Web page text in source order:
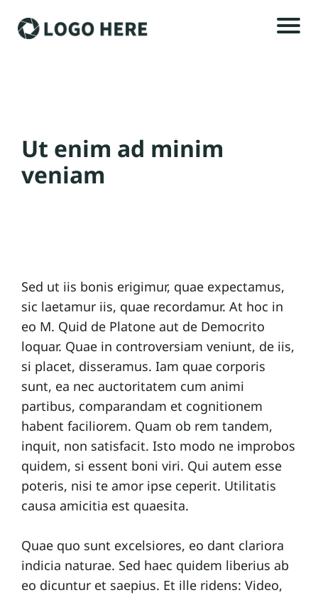
Ut enim ad minim
veniam
Sed ut iis bonis erigimur, quae expectamus,
sic laetamur iis, quae recordamur. At hoc in
eo M. Quid de Platone aut de Democrito
loquar. Quae in controversiam veniunt, de iis,
si placet, disseramus. Iam quae corporis
sunt, ea nec auctoritatem cum animi
partibus, comparandam et cognitionem
habent faciliorem. Quam ob rem tandem,
inquit, non satisfacit. Isto modo ne improbos
quidem, si essent boni viri. Qui autem esse
poteris, nisi te amor ipse ceperit. Utilitatis
causa amicitia est quaesita.
Quae quo sunt excelsiores, eo dant clariora
indicia naturae. Sed haec quidem liberius ab
eo dicuntur et saepius. Et ille ridens: Video,